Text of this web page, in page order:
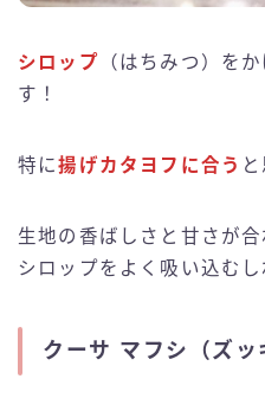
シロップ
（はちみつ）を
す！
特に揚げカタヨフに合う
生地の香ばしさと甘さが
シロップをよく吸い込むし
クーサ マフシ（ズッ